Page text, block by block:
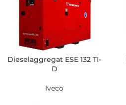
Dieselaggregat ESE 132 TI-
D
Iveco